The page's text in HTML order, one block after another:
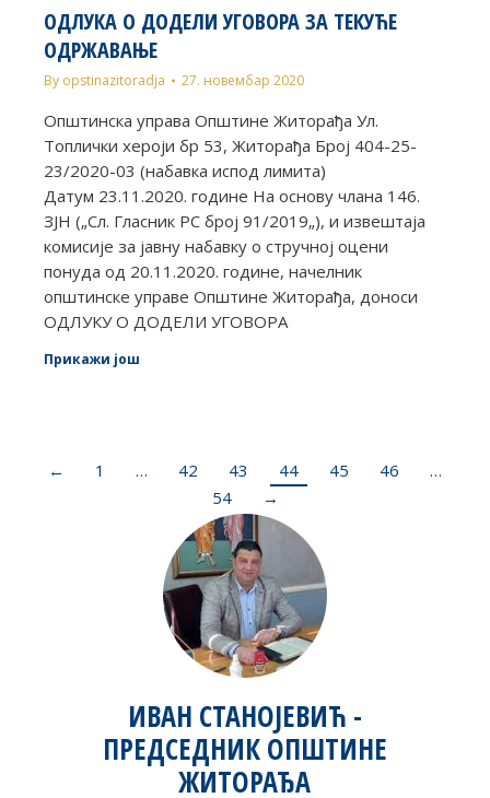
ОДЛУКА О ДОДЕЛИ УГОВОРА ЗА ТЕКУЋЕ
ОДРЖАВАЊЕ
By opstinazitoradja 27. новембар 2020
Општинска управа Општине Житорађа Ул.
Топлички хероји бр 53, Житорађа Број 404-25-
23/2020-03 (набавка испод лимита)
Датум 23.11.2020. године На основу члана 146.
ЗЈН („Сл. Гласник РС број 91/2019„), и извештаја
комисије за јавну набавку о стручној оцени
понуда од 20.11.2020. године, начелник
општинске управе Општине Житорађа, доноси
ОДЛУКУ О ДОДЕЛИ УГОВОРА
Прикажи још
← 1 … 42 43 44 45 46
…
54
→
ИВАН СТАНОЈЕВИЋ -
ПРЕДСЕДНИК ОПШТИНЕ
ЖИТОРАЂА